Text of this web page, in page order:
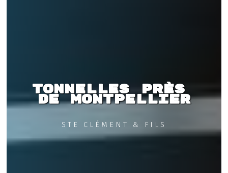
Tonnelles près
de Montpellier
STE CLÉMENT & FILS